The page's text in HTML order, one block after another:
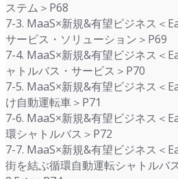
ステム＞P68
7-3. MaaS×新規&有望ビジネス＜
サービス・ソリューション＞P69
7-4. MaaS×新規&有望ビジネス＜
ャトルバス・サービス＞P70
7-5. MaaS×新規&有望ビジネス＜
け自動運転車＞P71
7-6. MaaS×新規&有望ビジネス＜
環シャトルバス＞P72
7-7. MaaS×新規&有望ビジネス＜
街を結ぶ循環自動運転シャトルバ